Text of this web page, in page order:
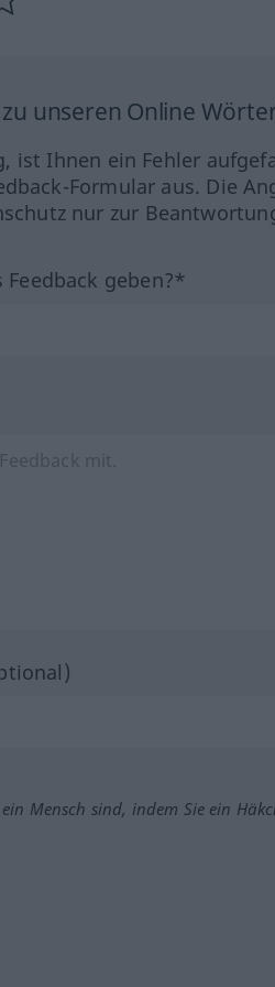
unseren Online
ist Ihnen ein Fehler
Formular aus. Die
nur zur
geben?*
Mensch sind, indem Sie ein